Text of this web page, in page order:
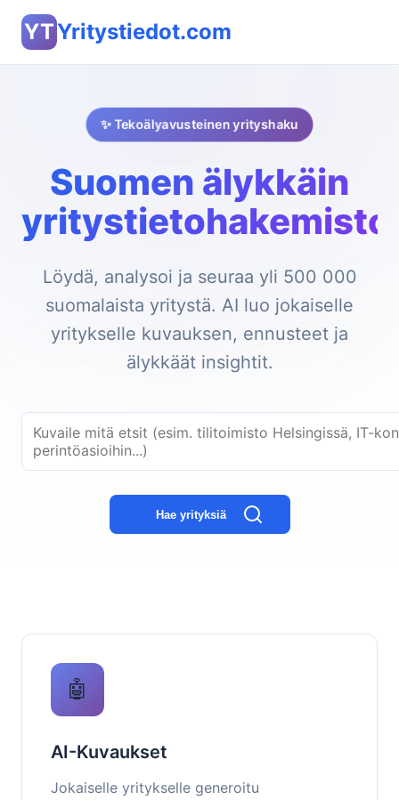
YTYritystiedot.com
✨ Tekoälyavusteinen yrityshaku
Suomen älykkäin
yritystietohakemisto
Löydä, analysoi ja seuraa yli 500 000
suomalaista yritystä. AI luo jokaiselle
yritykselle kuvauksen, ennusteet ja
älykkäät insightit.
Hae yrityksiä
🤖
AI-Kuvaukset
Jokaiselle yritykselle generoitu